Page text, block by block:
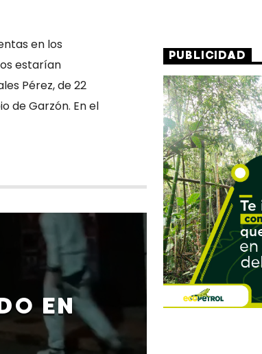
en los
estarían
Pérez, de 22
de Garzón. En el
EN
PUBLICIDAD